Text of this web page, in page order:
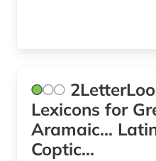
biografie (4)
biographie (4)
bonhoeffer, dietrich | evangelischer theologe;
Ostasien (3)
Osteuropa (2)
2LetterLookup -
Lexicons for
Aramaic...
Coptic...